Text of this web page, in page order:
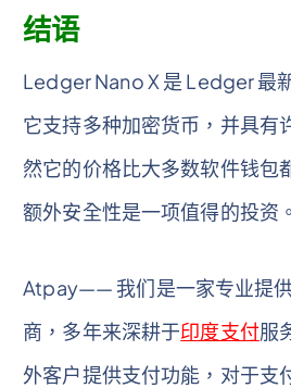
结语
Ledger Nano X 是 Ledger 最
它支持多种加密货币，并具有
然它的价格比大多数软件钱包
额外安全性是一项值得的投资。
Atpay—— 我们是一家专业提
商，多年来深耕于印度支付服
外客户提供支付功能，对于支